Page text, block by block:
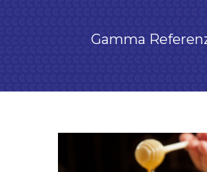
Gamma